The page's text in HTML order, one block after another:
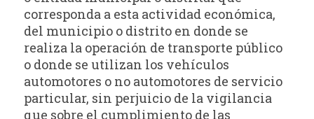
corresponda a esta actividad económica,
del municipio o distrito en donde se
realiza la operación de transporte público
o donde se utilizan los vehículos
automotores o no automotores de servicio
particular, sin perjuicio de la vigilancia
que sobre el cumplimiento de las